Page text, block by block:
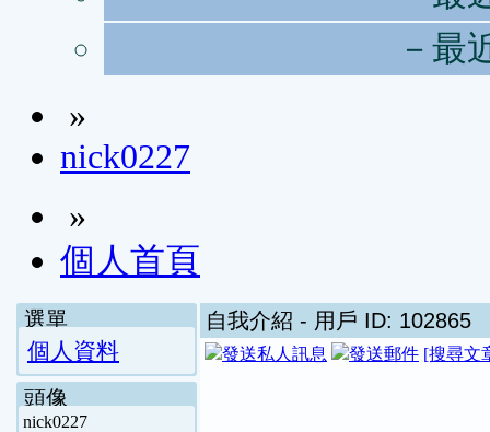
－最
»
nick0227
»
個人首頁
選單
個人資料
頭像
nick0227
自我介紹 - 用戶 ID: 102865
[搜尋文